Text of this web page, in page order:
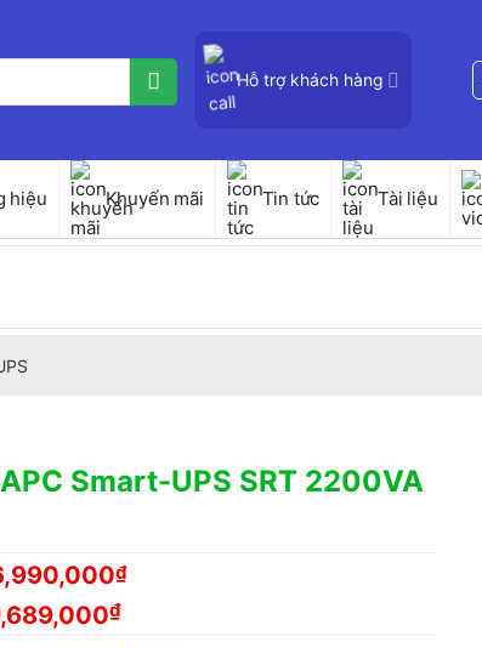
Hỗ trợ khách hàng
hiệu Khuyến mãi Tin tức Tài liệu
Smart-UPS SRT 2200VA
₫
₫